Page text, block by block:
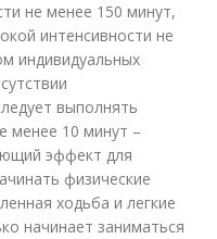
не менее 150 минут,
интенсивности не
индивидуальных
выполнять
менее 10 минут –
эффект для
физические
ходьба и легкие
начинает заниматься